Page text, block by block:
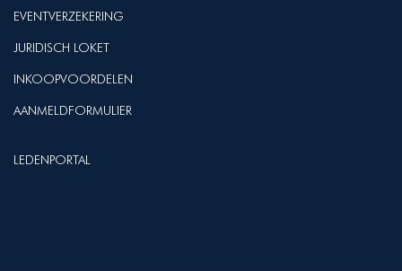
EVENTVERZEKERING
JURIDISCH LOKET
INKOOPVOORDELEN
AANMELDFORMULIER
LEDENPORTAL